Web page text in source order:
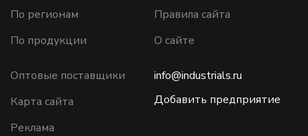
По регионам
По продукции
Правила сайта
О сайте
Оптовые поставщики
Карта сайта
Реклама
info@industrials.ru
Добавить предприятие